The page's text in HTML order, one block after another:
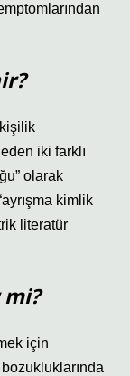
iki farklı
olarak
kimlik
literatür
için